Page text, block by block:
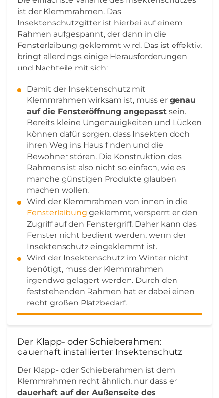
ist der Klemmrahmen. Das
Insektenschutzgitter ist hierbei auf einem
Rahmen aufgespannt, der dann in die
Fensterlaibung geklemmt wird. Das ist effektiv,
bringt allerdings einige Herausforderungen
und Nachteile mit sich:
Damit der Insektenschutz mit
Klemmrahmen wirksam ist, muss er genau
auf die Fensteröffnung angepasst sein.
Bereits kleine Ungenauigkeiten und Lücken
können dafür sorgen, dass Insekten doch
ihren Weg ins Haus finden und die
Bewohner stören. Die Konstruktion des
Rahmens ist also nicht so einfach, wie es
manche günstigen Produkte glauben
machen wollen.
Wird der Klemmrahmen von innen in die
Fensterlaibung geklemmt, versperrt er den
Zugriff auf den Fenstergriff. Daher kann das
Fenster nicht bedient werden, wenn der
Insektenschutz eingeklemmt ist.
Wird der Insektenschutz im Winter nicht
benötigt, muss der Klemmrahmen
irgendwo gelagert werden. Durch den
feststehenden Rahmen hat er dabei einen
recht großen Platzbedarf.
Der Klapp- oder Schieberahmen:
dauerhaft installierter Insektenschutz
Der Klapp- oder Schieberahmen ist dem
Klemmrahmen recht ähnlich, nur dass er
dauerhaft auf der Außenseite des